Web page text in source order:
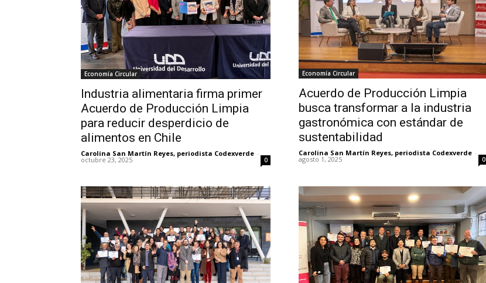
Economía Circular
Industria alimentaria firma primer
Acuerdo de Producción Limpia
para reducir desperdicio de
alimentos en Chile
Carolina San Martín Reyes, periodista Codexverde -
octubre 23, 2025 0
Economía Circular
Acuerdo de Producción Limpia
busca transformar a la industria
gastronómica con estándar de
sustentabilidad
Carolina San Martín Reyes, periodista Codexverde -
agosto 1, 2025 0